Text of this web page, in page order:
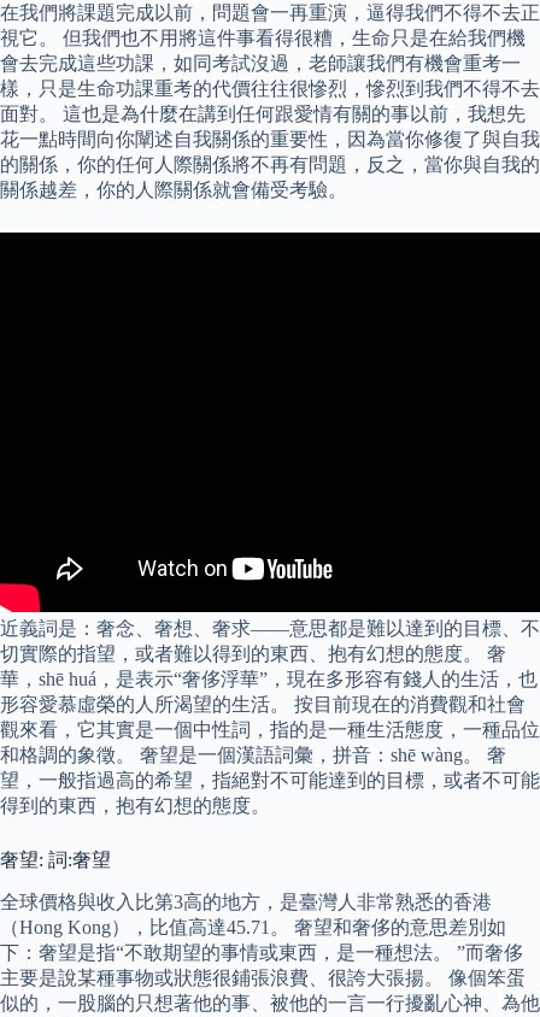
在我們將課題完成以前，問題會一再重演，逼得我們不得不去正
視它。 但我們也不用將這件事看得很糟，生命只是在給我們機
會去完成這些功課，如同考試沒過，老師讓我們有機會重考一
樣，只是生命功課重考的代價往往很慘烈，慘烈到我們不得不去
面對。 這也是為什麼在講到任何跟愛情有關的事以前，我想先
花一點時間向你闡述自我關係的重要性，因為當你修復了與自我
的關係，你的任何人際關係將不再有問題，反之，當你與自我的
關係越差，你的人際關係就會備受考驗。
近義詞是：奢念、奢想、奢求——意思都是難以達到的目標、不
切實際的指望，或者難以得到的東西、抱有幻想的態度。 奢
華，shē huá，是表示“奢侈浮華”，現在多形容有錢人的生活，也
形容愛慕虛榮的人所渴望的生活。 按目前現在的消費觀和社會
觀來看，它其實是一個中性詞，指的是一種生活態度，一種品位
和格調的象徵。 奢望是一個漢語詞彙，拼音：shē wàng。 奢
望，一般指過高的希望，指絕對不可能達到的目標，或者不可能
得到的東西，抱有幻想的態度。
奢望: 詞:奢望
全球價格與收入比第3高的地方，是臺灣人非常熟悉的香港
（Hong Kong），比值高達45.71。 奢望和奢侈的意思差別如
下：奢望是指“不敢期望的事情或東西，是一種想法。 ”而奢侈
主要是說某種事物或狀態很鋪張浪費、很誇大張揚。 像個笨蛋
似的，一股腦的只想著他的事、被他的一言一行擾亂心神、為他